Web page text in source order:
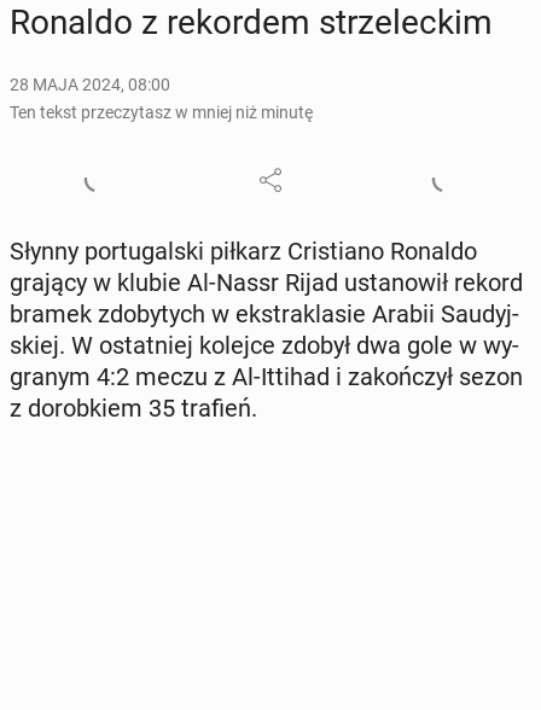
Ronaldo z re­kor­dem strze­lec­kim
28 MAJA 2024, 08:00
Ten tekst przeczytasz w mniej niż minutę
Słynny por­tu­gal­ski piłkarz Cri­stia­no Ronaldo
grający w klubie Al-Nassr Rijad usta­no­wił rekord
bramek zdo­by­tych w eks­tra­kla­sie Arabii Sau­dyj­
skiej. W ostat­niej kolejce zdobył dwa gole w wy­
gra­nym 4:2 meczu z Al-Ittihad i za­koń­czył sezon
z do­rob­kiem 35 trafień.